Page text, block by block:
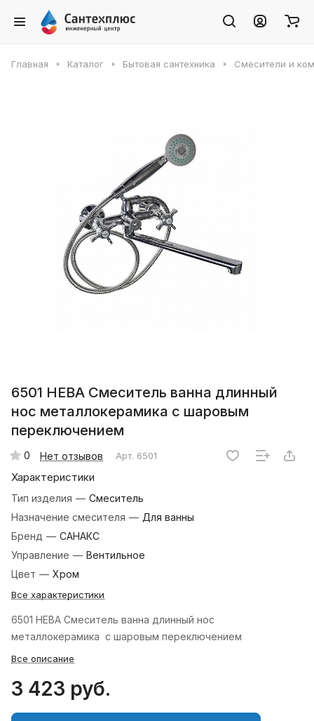
Главная Каталог Бытовая сантехника Смесители и
6501 НЕВА Смеситель ванна длинный
нос металлокерамика с шаровым
переключением
0 Нет отзывов Арт. 6501
Характеристики
Тип изделия — Смеситель
Назначение смесителя — Для ванны
Бренд — САНАКС
Управление — Вентильное
Цвет — Хром
Все характеристики
6501 НЕВА Смеситель ванна длинный нос
металлокерамика с шаровым переключением
Все описание
3 423 руб.